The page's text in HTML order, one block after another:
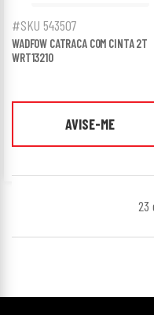
#SKU 543507
WADFOW CATRACA COM CINTA 2T
WRT13210
AVISE-ME
23